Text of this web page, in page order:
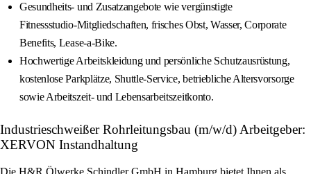
Gesundheits‑ und Zusatzangebote wie vergünstigte
Fitnessstudio‑Mitgliedschaften, frisches Obst, Wasser, Corporate
Benefits, Lease‑a‑Bike.
Hochwertige Arbeitskleidung und persönliche Schutzausrüstung,
kostenlose Parkplätze, Shuttle-Service, betriebliche Altersvorsorge
sowie Arbeitszeit‑ und Lebensarbeitszeitkonto.
Industrieschweißer Rohrleitungsbau (m/w/d) Arbeitgeber:
XERVON Instandhaltung
Die H&R Ölwerke Schindler GmbH in Hamburg bietet Ihnen als